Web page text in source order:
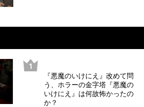
『悪魔のいけにえ』改めて問
う、ホラーの金字塔『悪魔の
いけにえ』は何故怖かったの
か？